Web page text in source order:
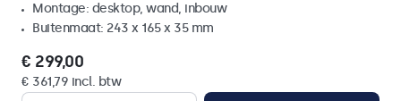
Montage: desktop, wand, inbouw
Buitenmaat: 243 x 165 x 35 mm
€ 299,00
€ 361,79 incl. btw